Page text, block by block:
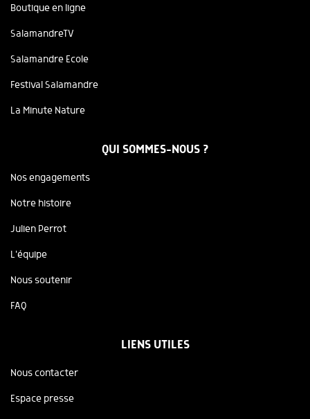
Boutique en ligne
SalamandreTV
Salamandre Ecole
Festival Salamandre
La Minute Nature
QUI SOMMES-NOUS ?
Nos engagements
Notre histoire
Julien Perrot
L'équipe
Nous soutenir
FAQ
LIENS UTILES
Nous contacter
Espace presse